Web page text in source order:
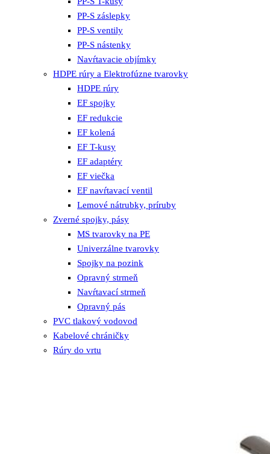
PP-S záslepky
PP-S ventily
PP-S nástenky
Navŕtavacie objímky
HDPE rúry a Elektrofúzne tvarovky
HDPE rúry
EF spojky
EF redukcie
EF kolená
EF T-kusy
EF adaptéry
EF viečka
EF navŕtavací ventil
Lemové nátrubky, príruby
Zverné spojky, pásy
MS tvarovky na PE
Univerzálne tvarovky
Spojky na pozink
Opravný strmeň
Navŕtavací strmeň
Opravný pás
PVC tlakový vodovod
Kabelové chráničky
Rúry do vrtu